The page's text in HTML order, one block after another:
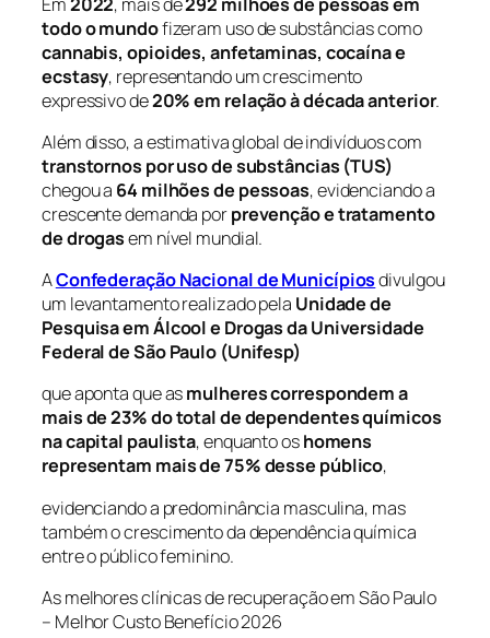
todo o mundofizeram uso de substâncias como
cannabis, opioides, anfetaminas, cocaína e
ecstasy, representando um crescimento
expressivo de20% em relação à década anterior.
Além disso, a estimativa global de indivíduos com
transtornos por uso de substâncias (TUS)
chegou a 64 milhões de pessoas, evidenciando a
crescente demanda porprevenção e tratamento
de drogasem nível mundial.
AConfederação Nacional de Municípiosdivulgou
um levantamento realizado pela Unidade de
Pesquisa em Álcool e Drogas da Universidade
Federal de São Paulo (Unifesp)
que aponta que asmulheres correspondem a
mais de 23% do total de dependentes químicos
na capital paulista, enquanto oshomens
representam mais de 75% desse público,
evidenciando a predominância masculina, mas
também o crescimento da dependência química
entre o público feminino.
As melhores clínicas de recuperação em São Paulo
– Melhor Custo Benefício 2026